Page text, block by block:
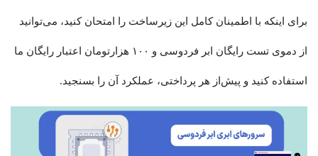
برای اینکه با اطمینان کامل این زیرساخت را امتحان کنید، می‌توانید
از دموی تست رایگان ابر فردوسی و ۱۰۰ هزارتومان اعتبار رایگان ما
استفاده کنید و پیش‌از هر پرداختی، عملکرد آن را بسنجید.